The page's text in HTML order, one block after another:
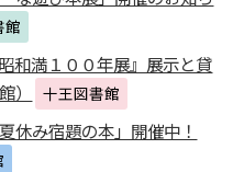
館
和満１００年展』展示と貸
）
十王図書館
休み宿題の本」開催中！